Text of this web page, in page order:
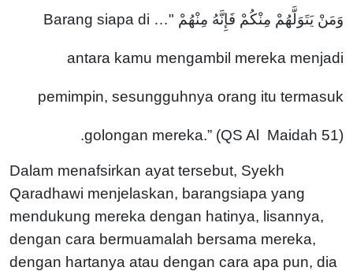
وَمَنْ يَتَوَلَّهُمْ مِنْكُمْ فَإِنَّهُ مِنْهُمْ "… Barang siapa di
antara kamu mengambil mereka menjadi
pemimpin, sesungguhnya orang itu termasuk
golongan mereka.” (QS Al Maidah 51).
Dalam menafsirkan ayat tersebut, Syekh
Qaradhawi menjelaskan, barangsiapa yang
mendukung mereka dengan hatinya, lisannya,
dengan cara bermuamalah bersama mereka,
dengan hartanya atau dengan cara apa pun, dia